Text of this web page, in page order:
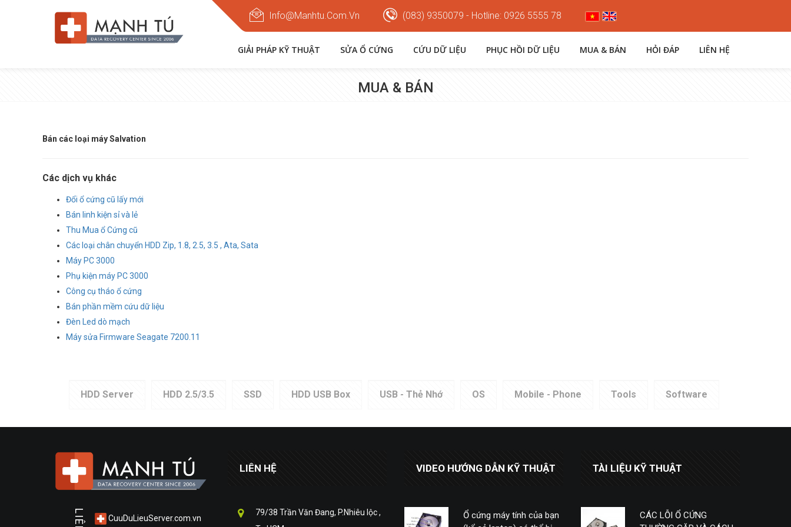
Info@manhtu.com.vn (083) 9350079 - Hotline: 0926 5555 78
GIẢI PHÁP KỸ THUẬT SỬA Ổ CỨNG CỨU DỮ LIỆU PHỤC HỒI DỮ LIỆU MUA & BÁN HỎI ĐÁP LIÊN HỆ
MUA & BÁN
Bán các loại máy Salvation
Các dịch vụ khác
Đổi ổ cứng cũ lấy mới
Bán linh kiện sỉ và lẻ
Thu Mua ổ Cứng cũ
Các loại chân chuyển HDD Zip, 1.8, 2.5, 3.5 , Ata, Sata
Máy PC 3000
Phụ kiện máy PC 3000
Công cụ tháo ổ cứng
Bán phần mềm cứu dữ liệu
Đèn Led dò mạch
Máy sửa Firmware Seagate 7200.11
HDD Server HDD 2.5/3.5 SSD HDD USB Box USB - Thẻ Nhớ OS Mobile - Phone Tools Software
CuuDuLieuServer.com.vn
LIÊN HỆ
79/38 Trần Văn Đang, P.Nhiêu lộc ,
VIDEO HƯỚNG DẪN KỸ THUẬT
Ổ cứng máy tính của bạn
TÀI LIỆU KỸ THUẬT
CÁC LỖI Ổ CỨNG